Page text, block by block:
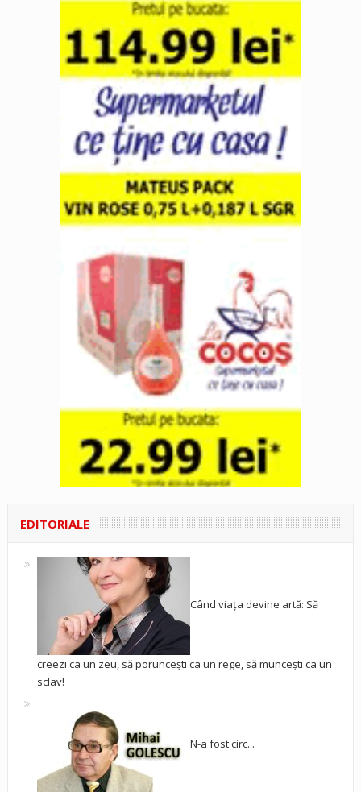
EDITORIALE
Când viața devine artă: Să
creezi ca un zeu, să poruncești ca un rege, să muncești ca un
sclav!
N-a fost circ...